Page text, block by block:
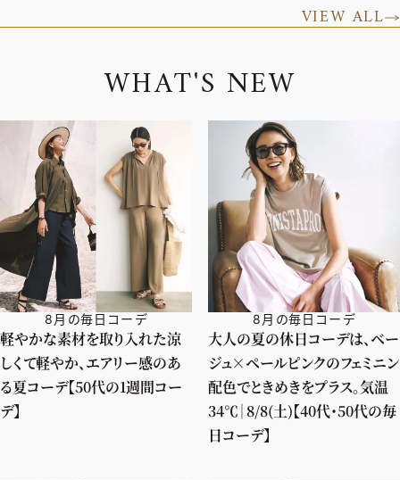
VIEW ALL
WHAT'S NEW
8月の毎日コーデ
軽やかな素材を取り入れた涼
しくて軽やか、エアリー感のあ
る夏コーデ【50代の1週間コー
デ】
8月の毎日コーデ
大人の夏の休日コーデは、ベー
ジュ×ペールピンクのフェミニン
配色でときめきをプラス。気温
34℃｜8/8(土)【40代・50代の毎
日コーデ】